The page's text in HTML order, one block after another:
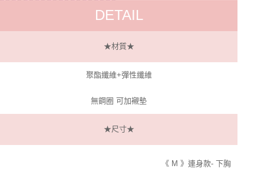
DETAIL
★材質★
聚酯纖維+彈性纖維
無鋼圈 可加襯墊
★尺寸★
《 M 》連身款- 下胸